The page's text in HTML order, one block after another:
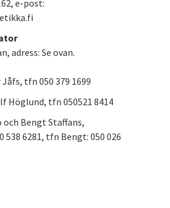
e-post:
adress: Se ovan.
tfn 050 379 1699
Höglund, tfn 050521 8414
och Bengt Staffans,
538 6281, tfn Bengt: 050 026